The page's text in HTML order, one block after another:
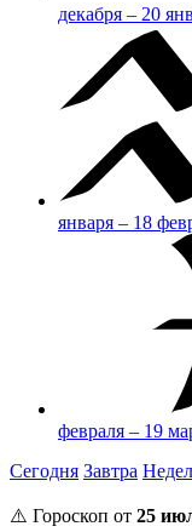
декабря – 20
января – 18
февраля – 19
Сегодня Завтра
⚠️ Гороскоп от 25